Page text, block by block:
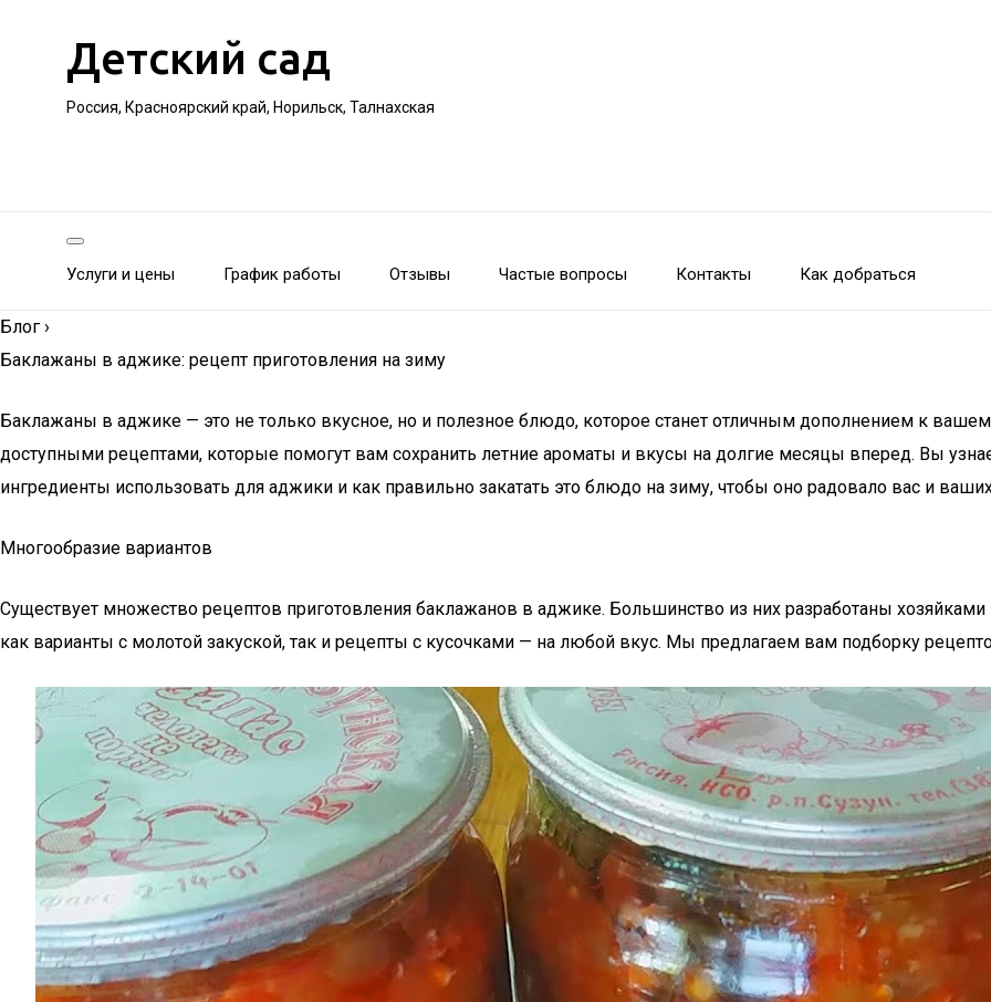
Детский сад
Россия, Красноярский край, Норильск, Талнахская
Услуги и цены График работы Отзывы Частые вопросы Контакты Как добраться
Блог ›
Баклажаны в аджике: рецепт приготовления на зиму
Баклажаны в аджике — это не только вкусное, но и полезное блюдо, которое станет отличным дополнением к
доступными рецептами, которые помогут вам сохранить летние ароматы и вкусы на долгие месяцы вперед. Вы
ингредиенты использовать для аджики и как правильно закатать это блюдо на зиму, чтобы оно радовало вас и
Многообразие вариантов
Существует множество рецептов приготовления баклажанов в аджике. Большинство из них разработаны
как варианты с молотой закуской, так и рецепты с кусочками — на любой вкус. Мы предлагаем вам подборку